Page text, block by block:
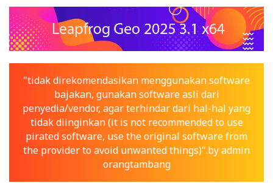
"tidak direkomendasikan menggunakan software
bajakan, gunakan software asli dari
penyedia/vendor, agar terhindar dari hal-hal yang
tidak diinginkan (it is not recommended to use
pirated software, use the original software from
the provider to avoid unwanted things)".by admin
orangtambang